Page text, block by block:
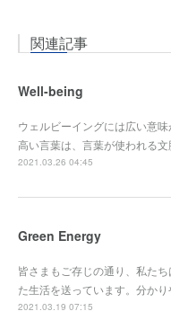
関連記事
Well-being
ウェルビーイングには広い意
高い言葉は、言葉が使われる
2021.03.26 04:45
Green Energy
皆さまもご存じの通り、私た
た生活を送っています。分か
2021.03.19 07:15